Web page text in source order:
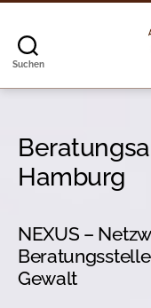
Suchen
Hamburg
NEXUS –
Gewalt